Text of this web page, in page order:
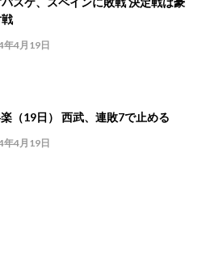
年4月19日
（19日） 西武、連敗7で止める
年4月19日